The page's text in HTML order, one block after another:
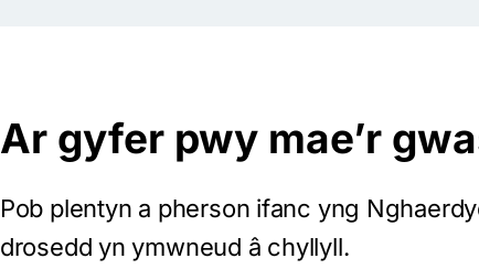
Ar gyfer pwy mae’r
Pob plentyn a pherson ifanc yng
drosedd yn ymwneud â chyllyll.